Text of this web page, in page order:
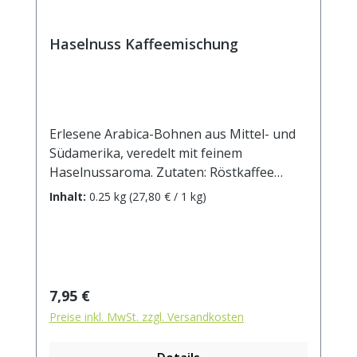
Haselnuss Kaffeemischung
Erlesene Arabica-Bohnen aus Mittel- und
Südamerika, veredelt mit feinem
Haselnussaroma. Zutaten: Röstkaffee
(100% Arabica), Aroma.
Inhalt: 0.25 kg (27,80 € / 1 kg)
Regulärer Preis:
7,95 €
Preise inkl. MwSt. zzgl. Versandkosten